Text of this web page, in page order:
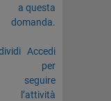
a questa
domanda.
Accedi
per
seguire
l’attività